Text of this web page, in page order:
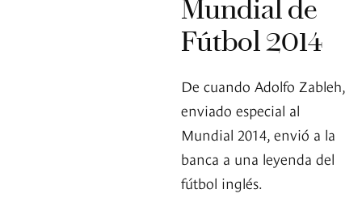
Mundial de
Fútbol 2014
De cuando Adolfo Zableh,
enviado especial al
Mundial 2014, envió a la
banca a una leyenda del
fútbol inglés.